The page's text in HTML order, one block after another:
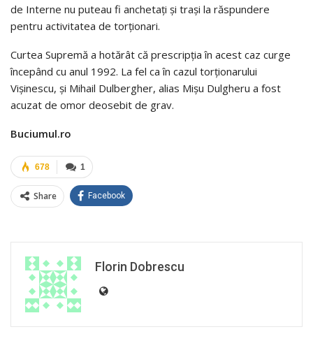
de Interne nu puteau fi anchetaţi şi traşi la răspundere
pentru activitatea de torţionari.
Curtea Supremă a hotărât că prescripţia în acest caz curge
începând cu anul 1992. La fel ca în cazul torţionarului
Vişinescu, şi Mihail Dulbergher, alias Mişu Dulgheru a fost
acuzat de omor deosebit de grav.
Buciumul.ro
1
678
Share Facebook
Florin Dobrescu